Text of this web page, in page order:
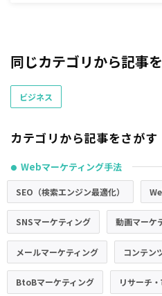
同じカテゴリから記事
ビジネス
カテゴリから記事をさがす
● Webマーケティング手法
SEO（検索エンジン最適化）
SNSマーケティング 動画マーケ
メールマーケティング コンテン
BtoBマーケティング リサーチ